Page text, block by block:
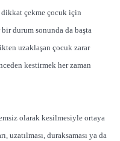
dikkat çekme çocuk için
durum sonunda da başta
uzaklaşan çocuk zarar
kestirmek her zaman
olarak kesilmesiyle ortaya
uzatılması, duraksaması ya da